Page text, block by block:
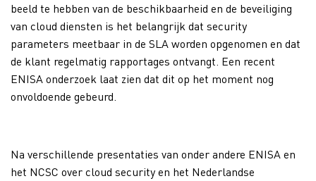
beeld te hebben van de beschikbaarheid en de beveiliging
van cloud diensten is het belangrijk dat security
parameters meetbaar in de SLA worden opgenomen en dat
de klant regelmatig rapportages ontvangt. Een recent
ENISA onderzoek laat zien dat dit op het moment nog
onvoldoende gebeurd.
Na verschillende presentaties van onder andere ENISA en
het NCSC over cloud security en het Nederlandse